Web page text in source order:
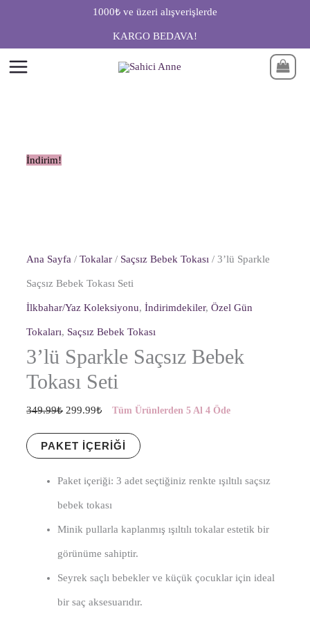
1000₺ ve üzeri alışverişlerde
KARGO BEDAVA!
İndirim!
Ana Sayfa /Tokalar / Saçsız Bebek Tokası / 3’lü Sparkle
Saçsız Bebek Tokası Seti
İlkbahar/Yaz Koleksiyonu,İndirimdekiler,Özel Gün
Tokaları, Saçsız Bebek Tokası
3’lü Sparkle Saçsız Bebek
Tokası Seti
349.99₺
Orijinal
299.99₺
Şu
andaki
fiyat:
Tüm Ürünlerden 5 Al 4 Öde
PAKET İÇERIĞI
Paket içeriği: 3 adet seçtiğiniz renkte ışıltılı saçsız
bebek tokası
Minik pullarla kaplanmış ışıltılı tokalar estetik bir
görünüme sahiptir.
Seyrek saçlı bebekler ve küçük çocuklar için ideal
bir saç aksesuarıdır.
Saçsız
adet
Orijinal
fiyat:
449.99₺.
Şu
andaki